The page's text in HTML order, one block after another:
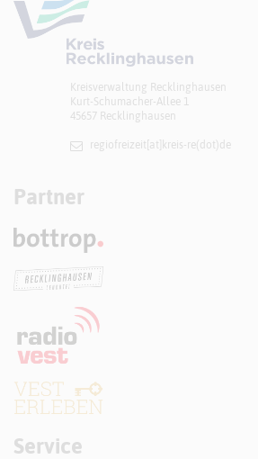
Kreisverwaltung Recklinghausen
Kurt-Schumacher-Allee 1
45657 Recklinghausen
regiofreizeit[at]​kreis-re(dot)de
Partner
Service